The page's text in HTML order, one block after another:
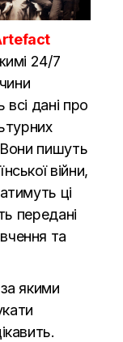
24/7
всі дані про
Вони пишуть
війни,
ці
передані
та
якими